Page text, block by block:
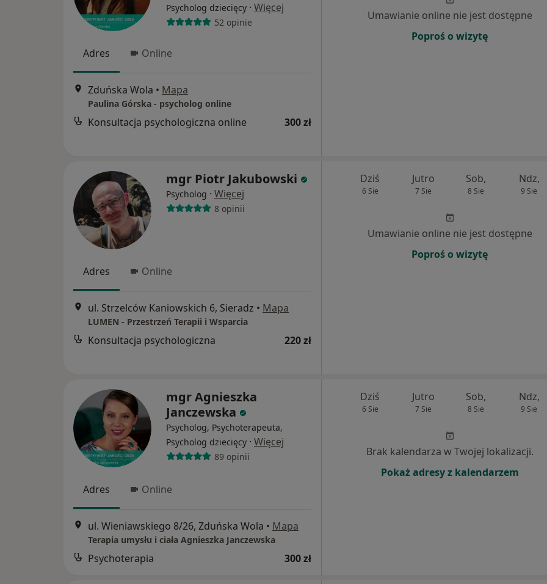
Psycholog dziecięcy · Więcej
52 opinie
Adres Online
Zduńska Wola • Mapa
Paulina Górska - psycholog online
Konsultacja psychologiczna online 300 zł
Umawianie online nie jest dostępne
Poproś o wizytę
mgr Piotr Jakubowski
Psycholog · Więcej
8 opinii
Adres Online
ul. Strzelców Kaniowskich 6, Sieradz • Mapa
LUMEN - Przestrzeń Terapii i Wsparcia
Konsultacja psychologiczna 220 zł
Dziś
6 Sie
Jutro
7 Sie
Sob,
8 Sie
Ndz,
9 Sie
Umawianie online nie jest dostępne
Poproś o wizytę
mgr Agnieszka
Janczewska
Psycholog, Psychoterapeuta,
Psycholog dziecięcy · Więcej
89 opinii
Adres Online
ul. Wieniawskiego 8/26, Zduńska Wola • Mapa
Terapia umysłu i ciała Agnieszka Janczewska
Psychoterapia 300 zł
Dziś
6 Sie
Jutro
7 Sie
Sob,
8 Sie
Ndz,
9 Sie
Brak kalendarza w Twojej lokalizacji.
Pokaż adresy z kalendarzem